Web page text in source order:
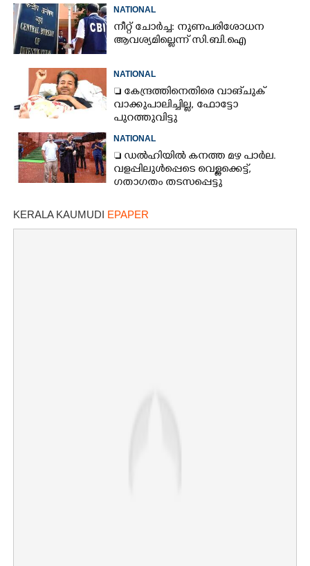
NATIONAL
നീറ്റ് ചോർച്ച: നുണപരിശോധന
ആവശ്യമില്ലെന്ന് സി.ബി.ഐ
NATIONAL
 കേന്ദ്രത്തിനെതിരെ വാങ്‌ചുക്
വാക്കുപാലിച്ചില്ല, ഫോട്ടോ
പുറത്തുവിട്ടു
NATIONAL
 ഡൽഹിയിൽ കനത്ത മഴ പാർല.
വളപ്പിലുൾപ്പെടെ വെള്ളക്കെട്ട്,
ഗതാഗതം തടസപ്പെട്ടു
KERALA KAUMUDI EPAPER